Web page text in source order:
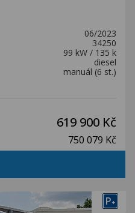
06/2023
34250
99 kW / 135 k
diesel
manuál (6 st.)
619 900 Kč
750 079 Kč
P+